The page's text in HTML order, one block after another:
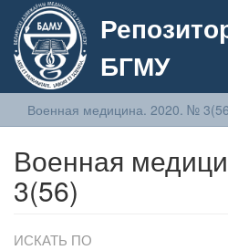
БГМУ
Военная медицина. 2020. №
Военная
3(56)
ИСКАТЬ ПО